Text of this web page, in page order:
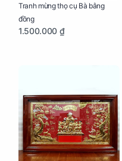
Tranh mừng thọ cụ Bà bằng
đồng
1.500.000 ₫